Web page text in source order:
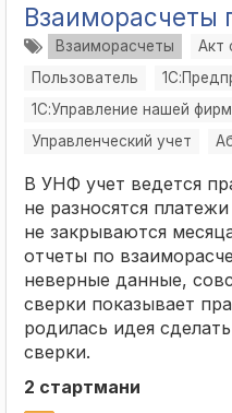
Взаиморасчеты
Взаиморасчеты Акт
Пользователь
1С:Управление нашей
Управленческий учет
В УНФ учет ведется
не разносятся
не закрываются
отчеты по
неверные данные,
сверки показывает
родилась идея
сверки.
2 стартмани